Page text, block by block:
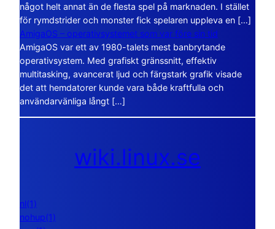
något helt annat än de flesta spel på marknaden. I stället
för rymdstrider och monster fick spelaren uppleva en […]
AmigaOS – operativsystemet som var före sin tid
AmigaOS var ett av 1980-talets mest banbrytande
operativsystem. Med grafiskt gränssnitt, effektiv
multitasking, avancerat ljud och färgstark grafik visade
det att hemdatorer kunde vara både kraftfulla och
användarvänliga långt […]
wiki.linux.se
nl(1)
nohup(1)